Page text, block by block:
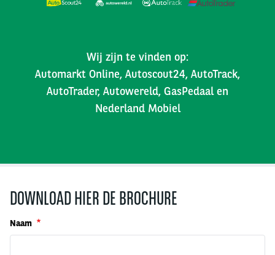
Wij zijn te vinden op:
Automarkt Online, Autoscout24, AutoTrack,
AutoTrader, Autowereld, GasPedaal en
Nederland Mobiel
DOWNLOAD HIER DE BROCHURE
Naam